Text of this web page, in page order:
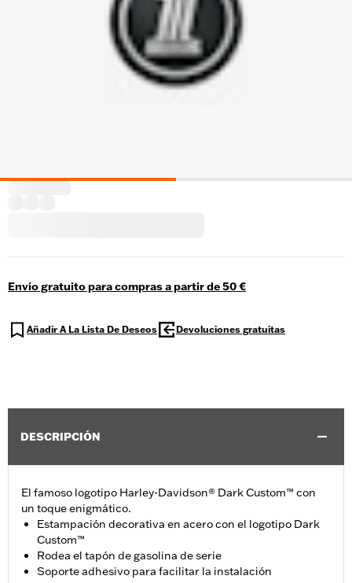
Envío gratuito para compras a partir de 50 €
Añadir A La Lista De Deseos Devoluciones gratuitas
DESCRIPCIÓN
El famoso logotipo Harley-Davidson® Dark Custom™ con
un toque enigmático.
Estampación decorativa en acero con el logotipo Dark
Custom™
Rodea el tapón de gasolina de serie
Soporte adhesivo para facilitar la instalación